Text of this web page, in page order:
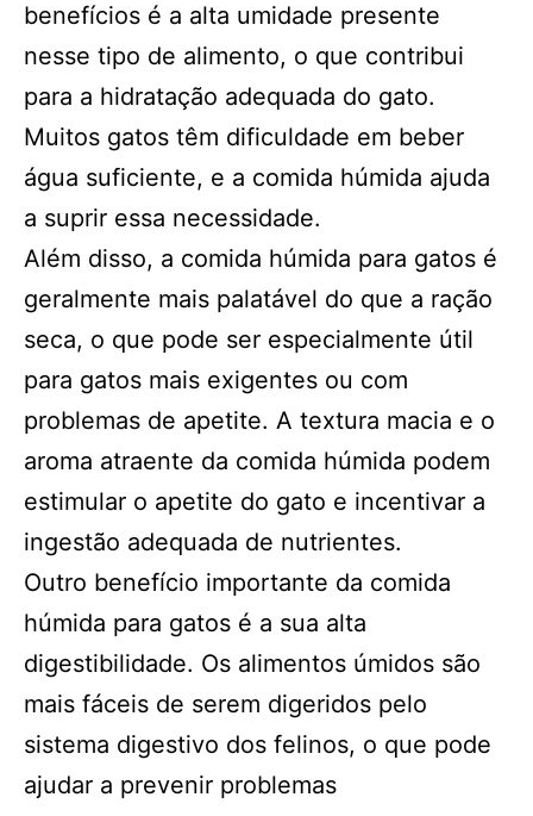
benefícios é a alta umidade presente
nesse tipo de alimento, o que contribui
para a hidratação adequada do gato.
Muitos gatos têm dificuldade em beber
água suficiente, e a comida húmida ajuda
a suprir essa necessidade.
Além disso, a comida húmida para gatos é
geralmente mais palatável do que a ração
seca, o que pode ser especialmente útil
para gatos mais exigentes ou com
problemas de apetite. A textura macia e o
aroma atraente da comida húmida podem
estimular o apetite do gato e incentivar a
ingestão adequada de nutrientes.
Outro benefício importante da comida
húmida para gatos é a sua alta
digestibilidade. Os alimentos úmidos são
mais fáceis de serem digeridos pelo
sistema digestivo dos felinos, o que pode
ajudar a prevenir problemas